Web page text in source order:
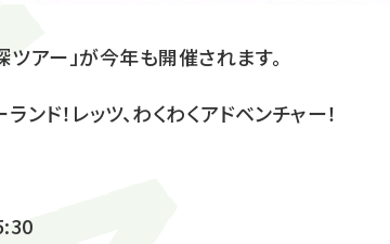
アー」が今年も開催されます。
ンド！レッツ、わくわくアドベンチャー！